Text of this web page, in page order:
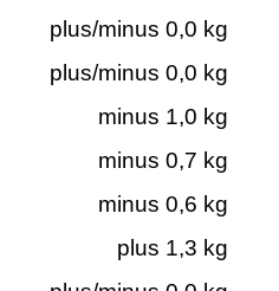
plus/minus 0,0 kg
plus/minus 0,0 kg
minus 1,0 kg
minus 0,7 kg
minus 0,6 kg
plus 1,3 kg